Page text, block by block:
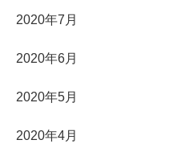
2020年7月
2020年6月
2020年5月
2020年4月